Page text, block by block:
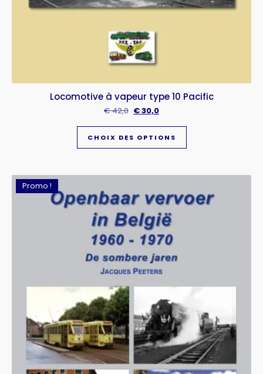
Locomotive à vapeur type 10 Pacific
€42,0 €30,0
CHOIX DES OPTIONS
Promo !